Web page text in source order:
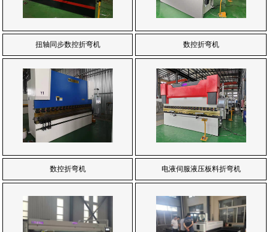
扭轴同步数控折弯机 数控折弯机
数控折弯机 电液伺服液压板料折弯机